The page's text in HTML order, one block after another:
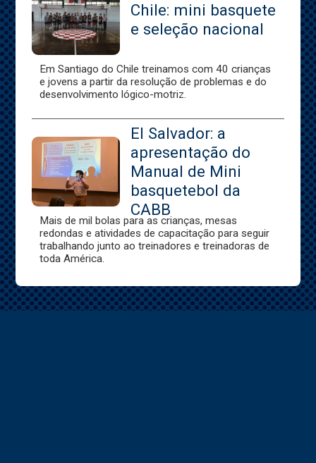
Chile: mini basquete
e seleção nacional
Em Santiago do Chile treinamos com 40 crianças
e jovens a partir da resolução de problemas e do
desenvolvimento lógico-motriz.
El Salvador: a
apresentação do
Manual de Mini
basquetebol da
CABB
Mais de mil bolas para as crianças, mesas
redondas e atividades de capacitação para seguir
trabalhando junto ao treinadores e treinadoras de
toda América.